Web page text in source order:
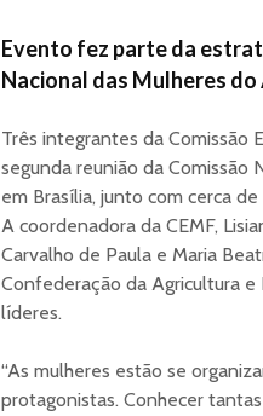
Evento fez parte da
Nacional das Mulheres do
Três integrantes da Comissão
segunda reunião da Comissão
em Brasília, junto com cerca
A coordenadora da CEMF,
Carvalho de Paula e Maria
Confederação da Agricultura
líderes.
“As mulheres estão se
protagonistas. Conhecer